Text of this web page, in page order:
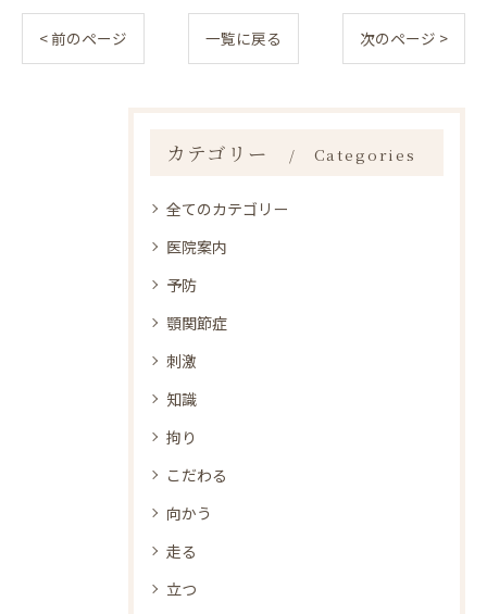
< 前のページ 一覧に戻る 次のページ >
カテゴリー Categories
全てのカテゴリー
医院案内
予防
顎関節症
刺激
知識
拘り
こだわる
向かう
走る
立つ